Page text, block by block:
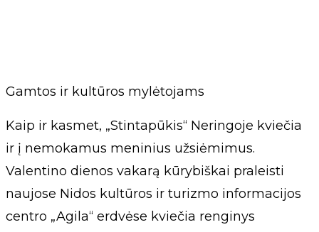
Gamtos ir kultūros mylėtojams
Kaip ir kasmet, „Stintapūkis“ Neringoje kviečia
ir į nemokamus meninius užsiėmimus.
Valentino dienos vakarą kūrybiškai praleisti
naujose Nidos kultūros ir turizmo informacijos
centro „Agila“ erdvėse kviečia renginys